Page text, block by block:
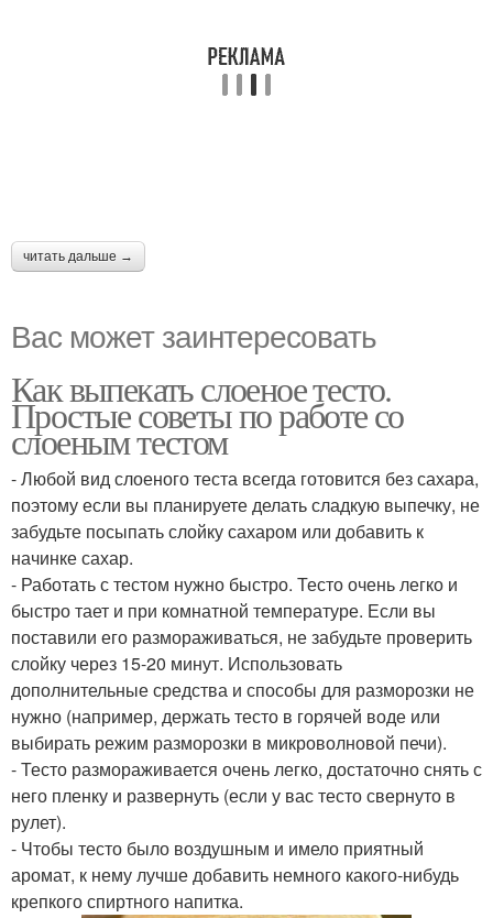
читать дальше →
Вас может заинтересовать
Как выпекать слоеное тесто.
Простые советы по работе со
слоеным тестом
- Любой вид слоеного теста всегда готовится без сахара,
поэтому если вы планируете делать сладкую выпечку, не
забудьте посыпать слойку сахаром или добавить к
начинке сахар.
- Работать с тестом нужно быстро. Тесто очень легко и
быстро тает и при комнатной температуре. Если вы
поставили его размораживаться, не забудьте проверить
слойку через 15-20 минут. Использовать
дополнительные средства и способы для разморозки не
нужно (например, держать тесто в горячей воде или
выбирать режим разморозки в микроволновой печи).
- Тесто размораживается очень легко, достаточно снять с
него пленку и развернуть (если у вас тесто свернуто в
рулет).
- Чтобы тесто было воздушным и имело приятный
аромат, к нему лучше добавить немного какого-нибудь
крепкого спиртного напитка.